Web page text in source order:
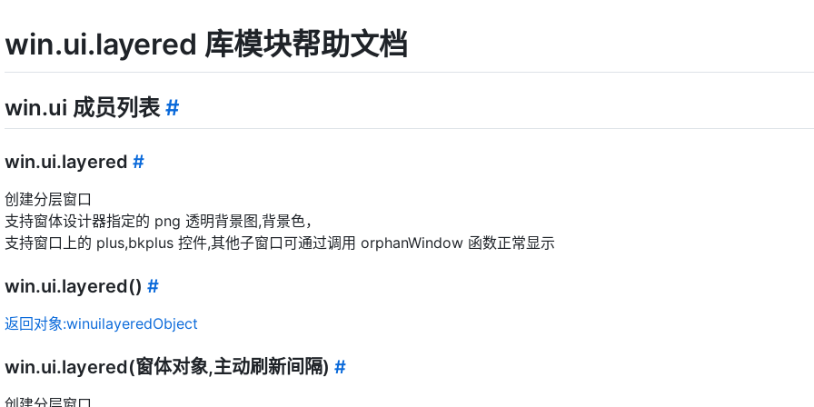
win.ui.layered 库模块帮助文档
win.ui 成员列表 #
win.ui.layered #
创建分层窗口
支持窗体设计器指定的 png 透明背景图,背景色，
支持窗口上的 plus,bkplus 控件,其他子窗口可通过调用 orphanWindow 函数正常显示
win.ui.layered() #
返回对象:winuilayeredObject
win.ui.layered(窗体对象,主动刷新间隔) #